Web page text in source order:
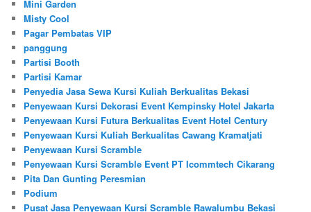
Mini Garden
Misty Cool
Pagar Pembatas VIP
panggung
Partisi Booth
Partisi Kamar
Penyedia Jasa Sewa Kursi Kuliah Berkualitas Bekasi
Penyewaan Kursi Dekorasi Event Kempinsky Hotel Jakarta
Penyewaan Kursi Futura Berkualitas Event Hotel Century
Penyewaan Kursi Kuliah Berkualitas Cawang Kramatjati
Penyewaan Kursi Scramble
Penyewaan Kursi Scramble Event PT Icommtech Cikarang
Pita Dan Gunting Peresmian
Podium
Pusat Jasa Penyewaan Kursi Scramble Rawalumbu Bekasi